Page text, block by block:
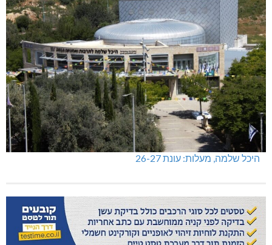
היכל שלמה, מעלות: עונת 26-27